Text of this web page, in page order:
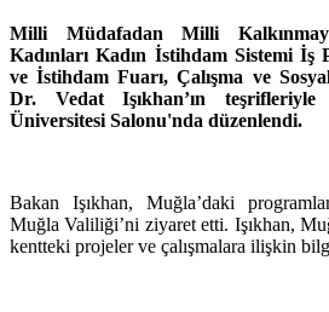
Milli Müdafadan Milli
Kadınları Kadın İstihdam Sistemi İş
ve İstihdam Fuarı, Çalışma ve
Dr. Vedat Işıkhan’ın
Üniversitesi Salonu'nda düzenlendi.
Bakan Işıkhan, Muğla’daki
Muğla Valiliği’ni ziyaret etti. Işıkhan,
kentteki projeler ve çalışmalara ilişkin